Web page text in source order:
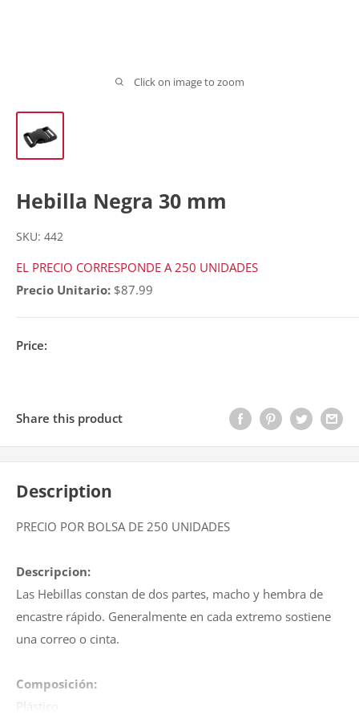
Click on image to zoom
Hebilla Negra 30 mm
SKU: 442
EL PRECIO CORRESPONDE A 250 UNIDADES
Precio Unitario: $87.99
Price:
Share this product
Description
PRECIO POR BOLSA DE 250 UNIDADES
Descripcion:
Las Hebillas constan de dos partes, macho y hembra de
encastre rápido. Generalmente en cada extremo sostiene
una correo o cinta.
Composición:
Plástico